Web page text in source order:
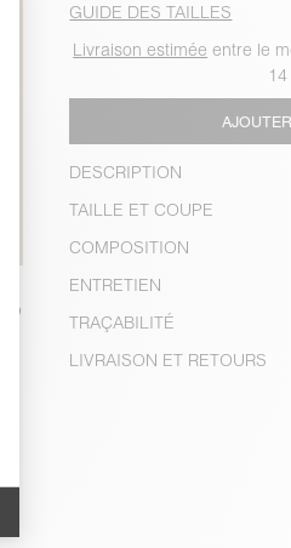
GUIDE DES TAILLES
Livraison estimée entre le
DESCRIPTION
TAILLE ET COUPE
COMPOSITION
ENTRETIEN
TRAÇABILITÉ
LIVRAISON ET RETOURS